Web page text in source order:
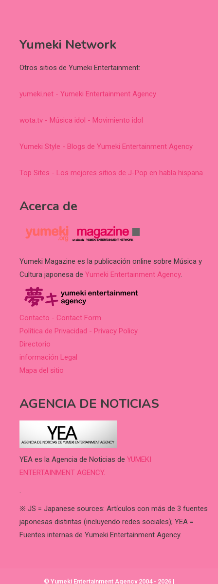
Yumeki Network
Otros sitios de Yumeki Entertainment:
yumeki.net - Yumeki Entertainment Agency
wota.tv - Música idol - Movimiento idol
Yumeki Style - Blogs de Yumeki Entertainment Agency
Top Sites - Los mejores sitios de J-Pop en habla hispana
Acerca de
Yumeki Magazine es la publicación online sobre Música y
Cultura japonesa de Yumeki Entertainment Agency.
Contacto - Contact Form
Política de Privacidad - Privacy Policy
Directorio
información Legal
Mapa del sitio
AGENCIA DE NOTICIAS
YEA es la Agencia de Noticias de YUMEKI
ENTERTAINMENT AGENCY.
.
※ JS = Japanese sources: Artículos con más de 3 fuentes
japonesas distintas (incluyendo redes sociales); YEA =
Fuentes internas de Yumeki Entertainment Agency.
© Yumeki Entertainment Agency 2004 - 2026 |